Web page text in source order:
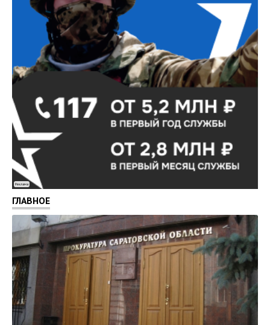
Реклама
ГЛАВНОЕ